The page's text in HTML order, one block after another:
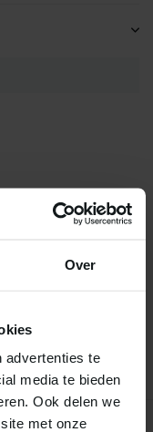
Over
advertenties te
media te bieden
Ook delen we
met onze